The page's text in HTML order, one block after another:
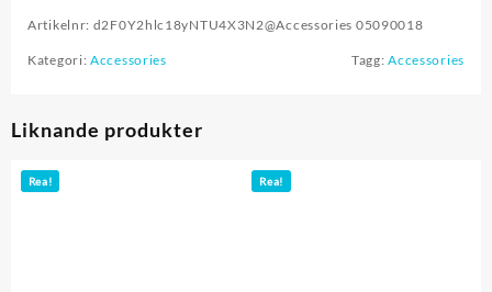
Artikelnr: d2F0Y2hlc18yNTU4X3N2@Accessories 05090018
Kategori:Accessories Tagg:Accessories
Liknande produkter
Rea! Rea!